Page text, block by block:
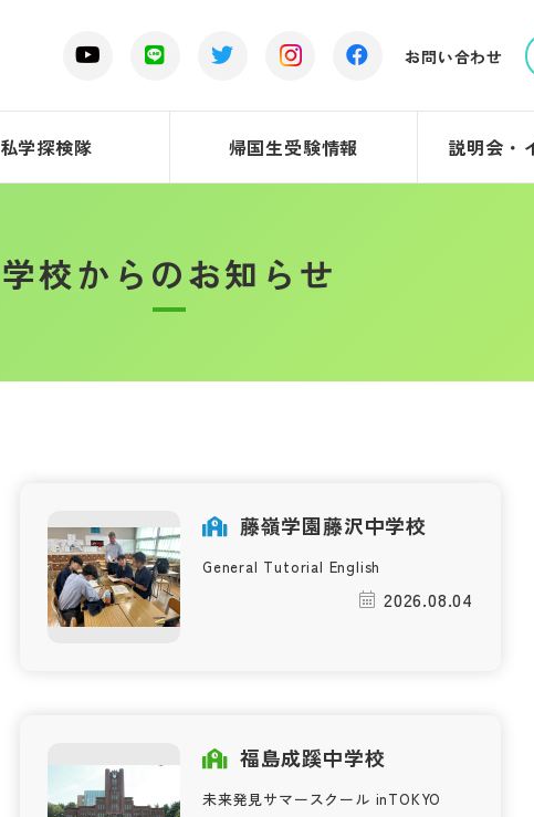
お問い合わせ
私学探検隊 帰国生受験情報 説明会・
学校からのお知らせ
藤嶺学園藤沢中学校
General Tutorial English
2026.08.04
福島成蹊中学校
未来発見サマースクール inTOKYO